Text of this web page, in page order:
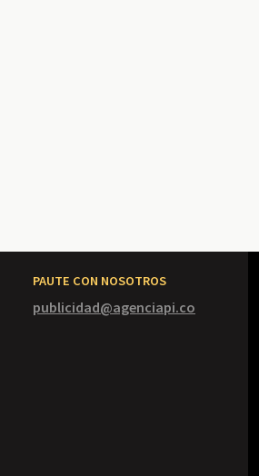
PAUTE CON NOSOTROS
publicidad@agenciapi.co